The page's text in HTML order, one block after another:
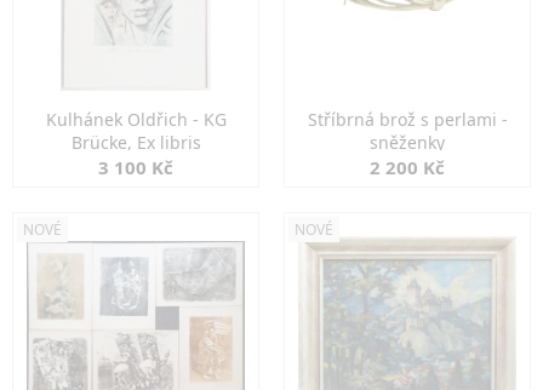
Kulhánek Oldřich - KG
Brücke, Ex libris
3 100 Kč
Stříbrná brož s perlami -
sněženky
2 200 Kč
NOVÉ NOVÉ